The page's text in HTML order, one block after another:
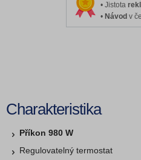
• Jistota
• Návod v
Charakteristika
Příkon 980 W
Regulovatelný termostat